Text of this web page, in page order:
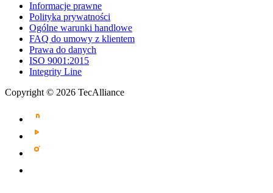
Informacje prawne
Polityka prywatności
Ogólne warunki handlowe
FAQ do umowy z klientem
Prawa do danych
ISO 9001:2015
Integrity Line
Copyright © 2026 TecAlliance